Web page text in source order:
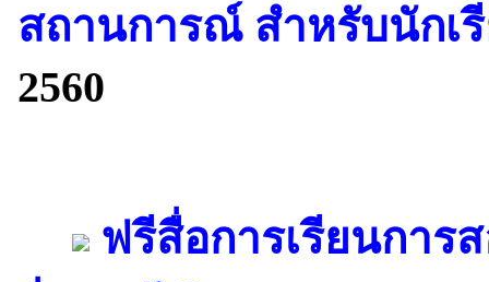
สถานการณ์ สำหรับนักเ
2560
ฟรีสื่อการเรียนการ